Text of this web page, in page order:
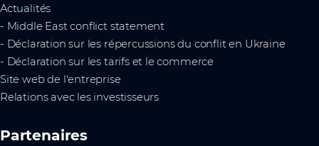
Actualités
- Middle East conflict statement
- Déclaration sur les répercussions du conflit en Ukraine
- Déclaration sur les tarifs et le commerce
Site web de l'entreprise
Relations avec les investisseurs
Partenaires